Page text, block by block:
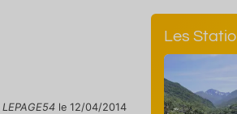
LEPAGE54 le 12/04/2014
Les